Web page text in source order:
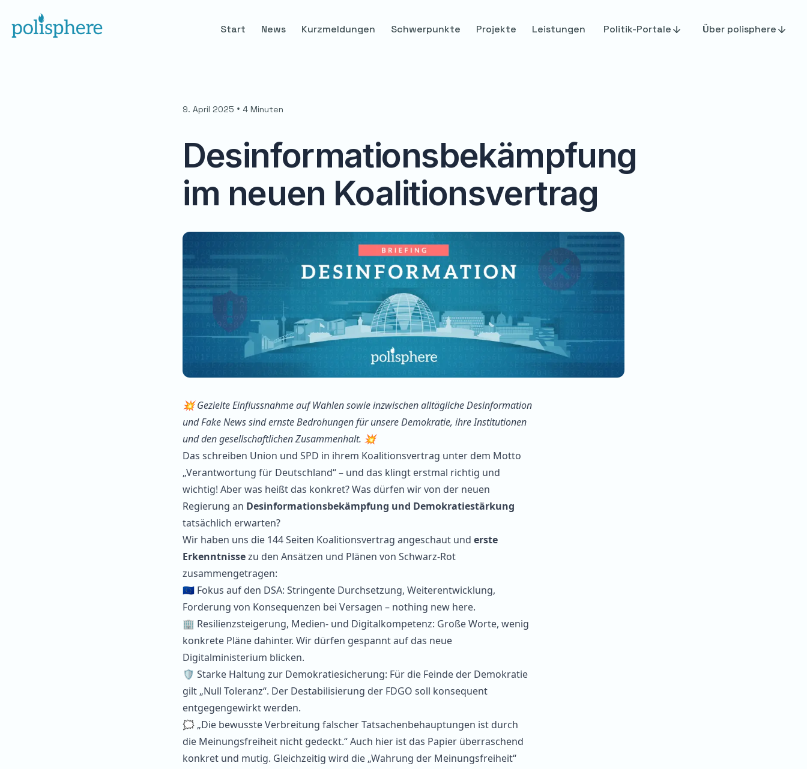
Start News Kurzmeldungen Schwerpunkte Projekte Leistungen Politik-Portale Über polisphere
9. April 2025 • 4 Minuten
Desinformationsbekämpfung
im neuen Koalitionsvertrag
💥 Gezielte Einflussnahme auf Wahlen sowie inzwischen alltägliche Desinformation
und Fake News sind ernste Bedrohungen für unsere Demokratie, ihre Institutionen
und den gesellschaftlichen Zusammenhalt. 💥
Das schreiben Union und SPD in ihrem Koalitionsvertrag unter dem Motto
„Verantwortung für Deutschland“ – und das klingt erstmal richtig und
wichtig! Aber was heißt das konkret? Was dürfen wir von der neuen
Regierung an Desinformationsbekämpfung und Demokratiestärkung
tatsächlich erwarten?
Wir haben uns die 144 Seiten Koalitionsvertrag angeschaut und erste
Erkenntnissezu den Ansätzen und Plänen von Schwarz-Rot
zusammengetragen:
🇪🇺 Fokus auf den DSA: Stringente Durchsetzung, Weiterentwicklung,
Forderung von Konsequenzen bei Versagen – nothing new here.
🏢 Resilienzsteigerung, Medien- und Digitalkompetenz: Große Worte, wenig
konkrete Pläne dahinter. Wir dürfen gespannt auf das neue
Digitalministerium blicken.
🛡️ Starke Haltung zur Demokratiesicherung: Für die Feinde der Demokratie
gilt „Null Toleranz“. Der Destabilisierung der FDGO soll konsequent
entgegengewirkt werden.
🗯️ „Die bewusste Verbreitung falscher Tatsachenbehauptungen ist durch
die Meinungsfreiheit nicht gedeckt.“ Auch hier ist das Papier überraschend
konkret und mutig. Gleichzeitig wird die „Wahrung der Meinungsfreiheit“